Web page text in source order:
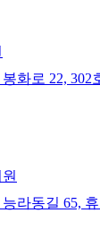
화로 22, 302
라동길 65,